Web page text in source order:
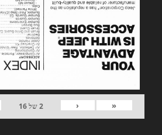
«
‹
2של16